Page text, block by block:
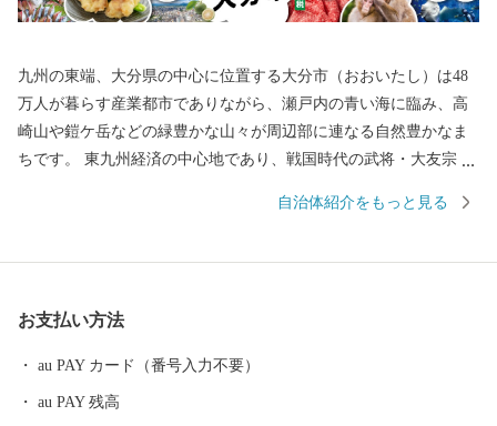
九州の東端、大分県の中心に位置する大分市（おおいたし）は48
万人が暮らす産業都市でありながら、瀬戸内の青い海に臨み、高
崎山や鎧ケ岳などの緑豊かな山々が周辺部に連なる自然豊かなま
ちです。 東九州経済の中心地であり、戦国時代の武将・大友宗麟
発祥都市として繁栄し、高度成長期以降は工業を中心として幅広
な農畜産物、「大分ふぐ」「とり天」「大分銘菓ざびえる」「吉
をしていただいた方には、市のＰＲも兼ねて返礼品をお送りさせ
自治体紹介をもっと見る
お支払い方法
au PAY カード（番号入力不要）
au PAY 残高